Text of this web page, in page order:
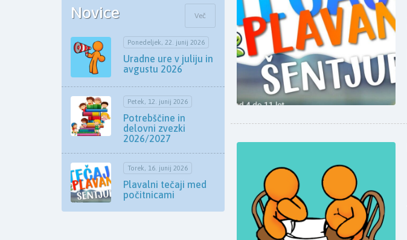
Novice Več
Ponedeljek, 22. junij 2026
Uradne ure v juliju in
avgustu 2026
Petek, 12. junij 2026
Potrebščine in
delovni zvezki
2026/2027
Torek, 16. junij 2026
Plavalni tečaji med
počitnicami